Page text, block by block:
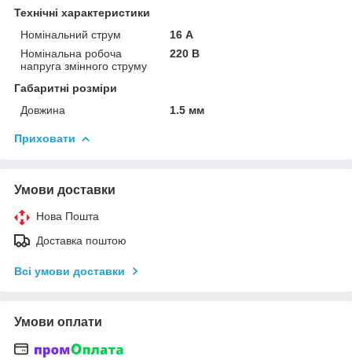
Технічні характеристики
Номінальний струм
16 А
Номінальна робоча
напруга змінного струму
220 В
Габаритні розміри
Довжина
1.5 мм
Приховати
Умови доставки
Нова Пошта
Доставка поштою
Всі умови доставки
Умови оплати